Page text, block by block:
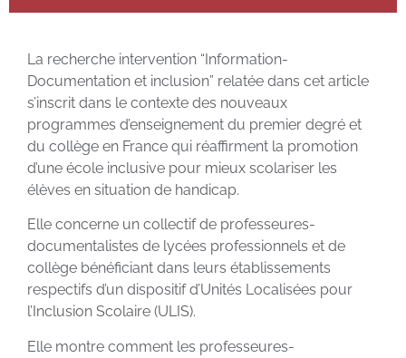
La recherche intervention “Information-
Documentation et inclusion” relatée dans cet article
s’inscrit dans le contexte des nouveaux
programmes d’enseignement du premier degré et
du collège en France qui réaffirment la promotion
d’une école inclusive pour mieux scolariser les
élèves en situation de handicap.
Elle concerne un collectif de professeures-
documentalistes de lycées professionnels et de
collège bénéficiant dans leurs établissements
respectifs d’un dispositif d’Unités Localisées pour
l’Inclusion Scolaire (ULIS).
Elle montre comment les professeures-